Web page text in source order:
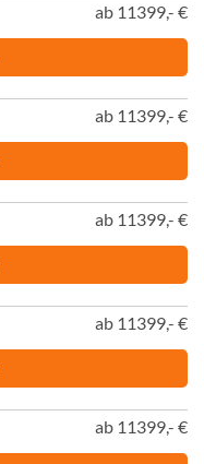
ab 11399,- €
ab 11399,- €
ab 11399,- €
ab 11399,- €
ab 11399,- €